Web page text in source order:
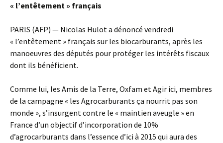
« l’entêtement » français
PARIS (AFP) — Nicolas Hulot a dénoncé vendredi
« l’entêtement » français sur les biocarburants, après les
manoeuvres des députés pour protéger les intérêts fiscaux
dont ils bénéficient.
Comme lui, les Amis de la Terre, Oxfam et Agir ici, membres
de la campagne « les Agrocarburants ça nourrit pas son
monde », s’insurgent contre le « maintien aveugle » en
France d’un objectif d’incorporation de 10%
d’agrocarburants dans l’essence d’ici à 2015 qui aura des